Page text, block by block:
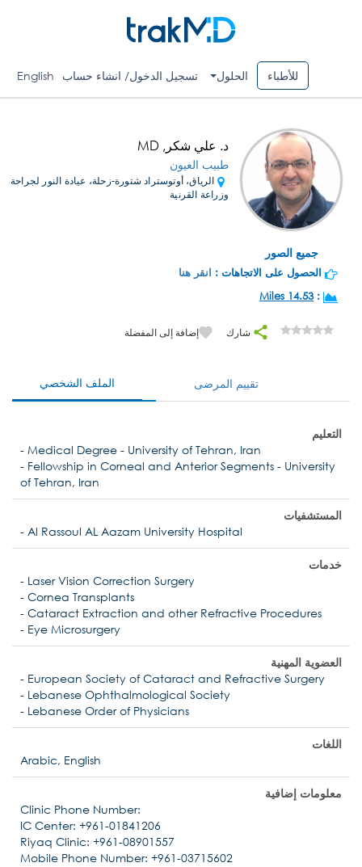
للأطباء الحلول تسجيل الدخول/ انشاء حساب English
جميع الصور
د. علي شكر, MD
طبيب العيون
الرياق، أوتوستراد شتورة-زحلة، عيادة النور لجراحة
وزراعة القرنية
الحصول على الاتجاهات : انقر هنا
:
14.53 Miles
شارك إضافة إلى المفضلة
الملف الشخصي تقييم المرضى
التعليم
- Medical Degree - University of Tehran, Iran
- Fellowship in Corneal and Anterior Segments - University
of Tehran, Iran
المستشفيات
- Al Rassoul AL Aazam University Hospital
خدمات
- Laser Vision Correction Surgery
- Cornea Transplants
- Cataract Extraction and other Refractive Procedures
- Eye Microsurgery
العضوية المهنية
- European Society of Cataract and Refractive Surgery
- Lebanese Ophthalmological Society
- Lebanese Order of Physicians
اللغات
Arabic, English
معلومات إضافية
Clinic Phone Number:
IC Center: +961-01841206
Riyaq Clinic: +961-08901557
Mobile Phone Number: +961-03715602